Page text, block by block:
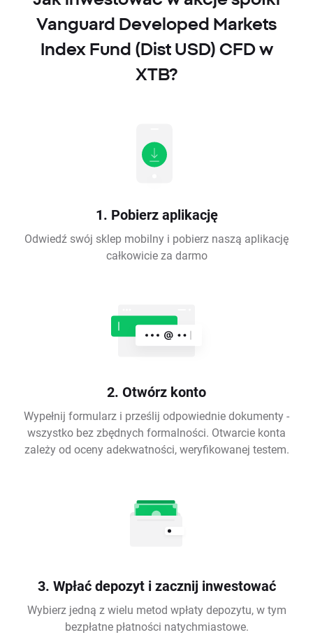
Vanguard Developed Markets
Index Fund (Dist USD) CFD w
XTB?
1. Pobierz aplikację
Odwiedź swój sklep mobilny i pobierz naszą aplikację
całkowicie za darmo
2. Otwórz konto
Wypełnij formularz i prześlij odpowiednie dokumenty -
wszystko bez zbędnych formalności. Otwarcie konta
zależy od oceny adekwatności, weryfikowanej testem.
3. Wpłać depozyt i zacznij inwestować
Wybierz jedną z wielu metod wpłaty depozytu, w tym
bezpłatne płatności natychmiastowe.